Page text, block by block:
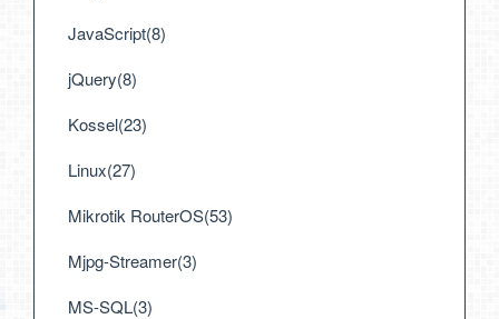
JavaScript(8)
jQuery(8)
Kossel(23)
Linux(27)
Mikrotik RouterOS(53)
Mjpg-Streamer(3)
MS-SQL(3)